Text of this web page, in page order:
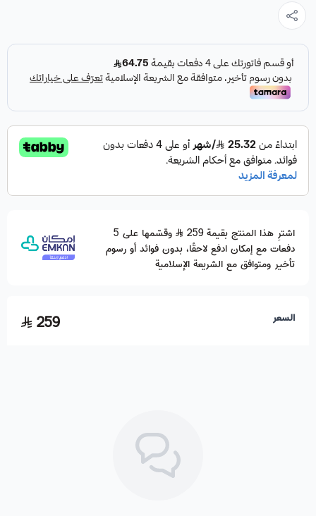
اشترِ هذا المنتج بقيمة 259
وقسّمها على 5
دفعات مع إمكان ادفع لاحقًا، بدون فوائد أو رسوم
تأخير ومتوافق مع الشريعة الإسلامية
السعر 259